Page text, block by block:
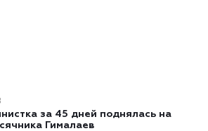
за 45 дней поднялась на
Гималаев